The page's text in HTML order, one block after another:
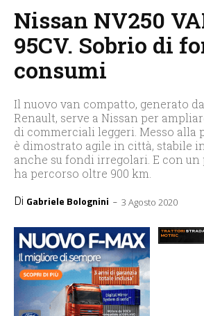
Nissan NV250
95CV. Sobrio di
consumi
Il nuovo van compatto, generato
Renault, serve a Nissan per
di commerciali leggeri. Messo alla
è dimostrato agile in città, stabile
anche su fondi irregolari. E con
ha percorso oltre 900 km.
Di Gabriele Bolognini - 3 Agosto 2020